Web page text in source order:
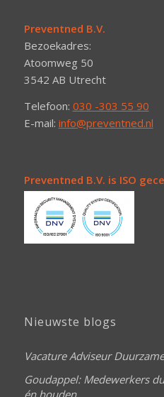
Preventned B.V.
Bezoekadres:
Atoomweg 50
3542 AB Utrecht
Telefoon: 030 -303 55 90
E-mail: info@preventned.nl
Preventned B.V. is ISO
Nieuwste blogs
Vacature Adviseur
Goudappel: Medewerkers
én houden